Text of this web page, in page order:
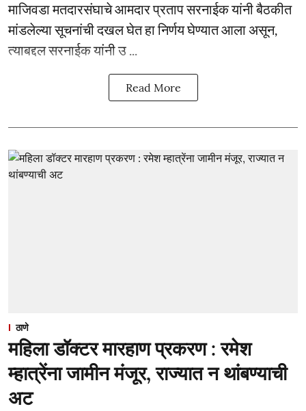
माजिवडा मतदारसंघाचे आमदार प्रताप सरनाईक यांनी बैठकीत
मांडलेल्या सूचनांची दखल घेत हा निर्णय घेण्यात आला असून,
त्याबद्दल सरनाईक यांनी उ ...
Read More
ठाणे
महिला डॉक्टर मारहाण प्रकरण : रमेश
म्हात्रेंना जामीन मंजूर, राज्यात न थांबण्याची
अट